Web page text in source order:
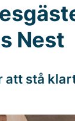
Nest
att stå